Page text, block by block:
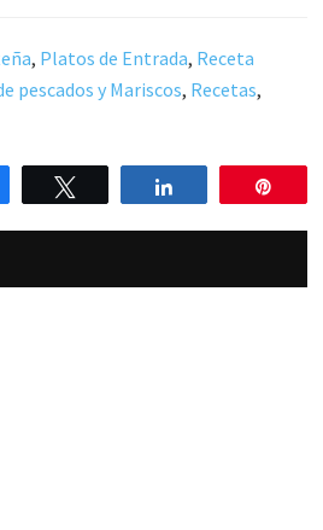
, Platos de Entrada, Receta
pescados y Mariscos, Recetas,
Compartir Compartir